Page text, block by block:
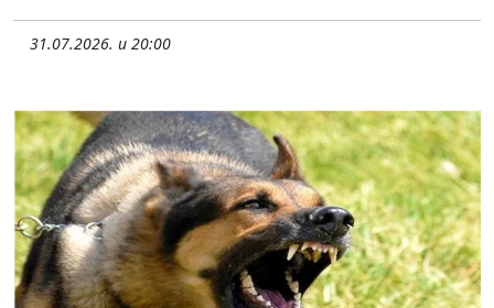
31.07.2026. u 20:00